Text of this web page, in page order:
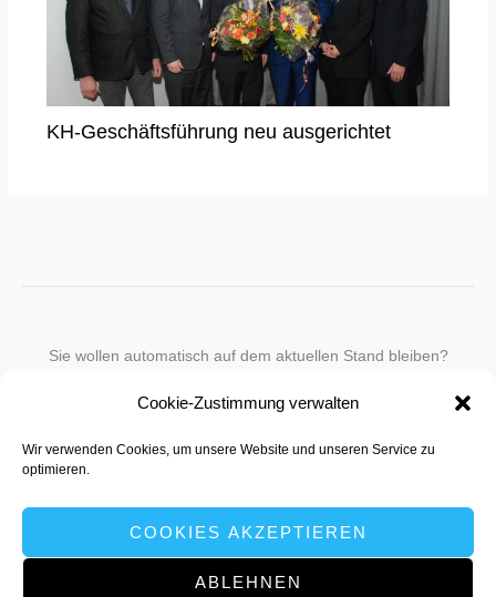
Cookie-Zustimmung verwalten
Wir verwenden Cookies, um unsere Website und unseren Service zu
optimieren.
COOKIES AKZEPTIEREN
ABLEHNEN
KH-Geschäftsführung neu ausgerichtet
Sie wollen automatisch auf dem aktuellen Stand bleiben?
in unseren Newsletter-Service auf.
Senden Sie für ein Angebot einfach eine